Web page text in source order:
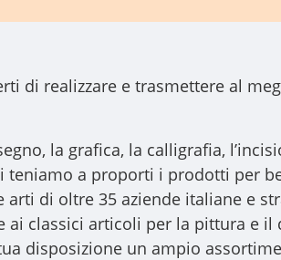
di realizzare e trasmettere al
la grafica, la calligrafia,
teniamo a proporti i prodotti per
arti di oltre 35 aziende italiane e
classici articoli per la pittura e il
disposizione un ampio